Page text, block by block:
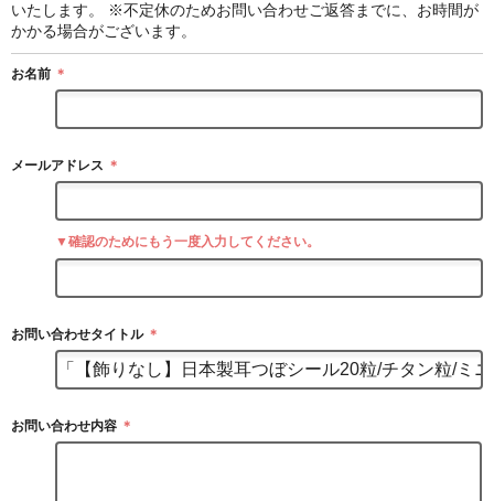
いたします。 ※不定休のためお問い合わせご返答までに、お時間が
かかる場合がございます。
お名前 ＊
メールアドレス ＊
▼確認のためにもう一度入力してください。
お問い合わせタイトル ＊
お問い合わせ内容 ＊